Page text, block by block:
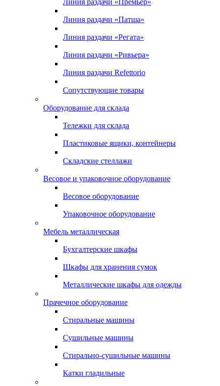
Линия раздачи «Премьер»
Линия раздачи «Патша»
Линия раздачи «Регата»
Линия раздачи «Ривьера»
Линия раздачи Refettorio
Сопутствующие товары
Оборудование для склада
Тележки для склада
Пластиковые ящики, контейнеры
Складские стеллажи
Весовое и упаковочное оборудование
Весовое оборудование
Упаковочное оборудование
Мебель металлическая
Бухгалтерские шкафы
Шкафы для хранения сумок
Металлические шкафы для одежды
Прачечное оборудование
Стиральные машины
Сушильные машины
Стирально-сушильные машины
Катки гладильные